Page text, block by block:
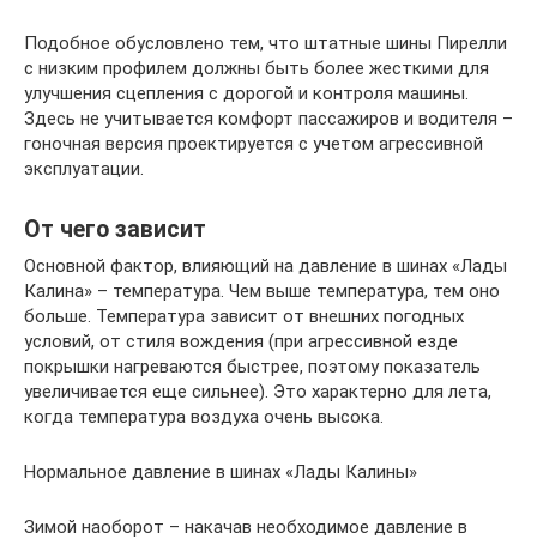
Подобное обусловлено тем, что штатные шины Пирелли
с низким профилем должны быть более жесткими для
улучшения сцепления с дорогой и контроля машины.
Здесь не учитывается комфорт пассажиров и водителя –
гоночная версия проектируется с учетом агрессивной
эксплуатации.
От чего зависит
Основной фактор, влияющий на давление в шинах «Лады
Калина» – температура. Чем выше температура, тем оно
больше. Температура зависит от внешних погодных
условий, от стиля вождения (при агрессивной езде
покрышки нагреваются быстрее, поэтому показатель
увеличивается еще сильнее). Это характерно для лета,
когда температура воздуха очень высока.
Нормальное давление в шинах «Лады Калины»
Зимой наоборот – накачав необходимое давление в